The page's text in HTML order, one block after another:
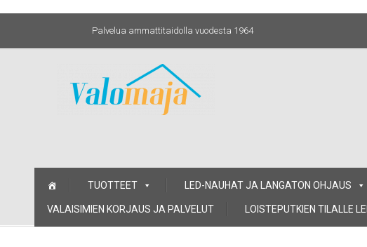
Palvelua ammattitaidolla vuodesta 1964
TUOTTEET LED-NAUHAT JA LANGATON OHJAUS
VALAISIMIEN KORJAUS JA PALVELUT LOISTEPUTKIEN TILALLE